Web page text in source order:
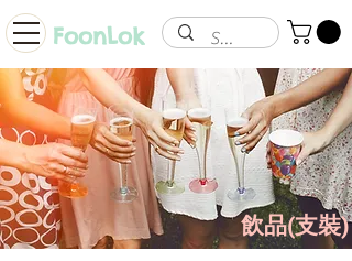
FoonLok
飲品(支裝)